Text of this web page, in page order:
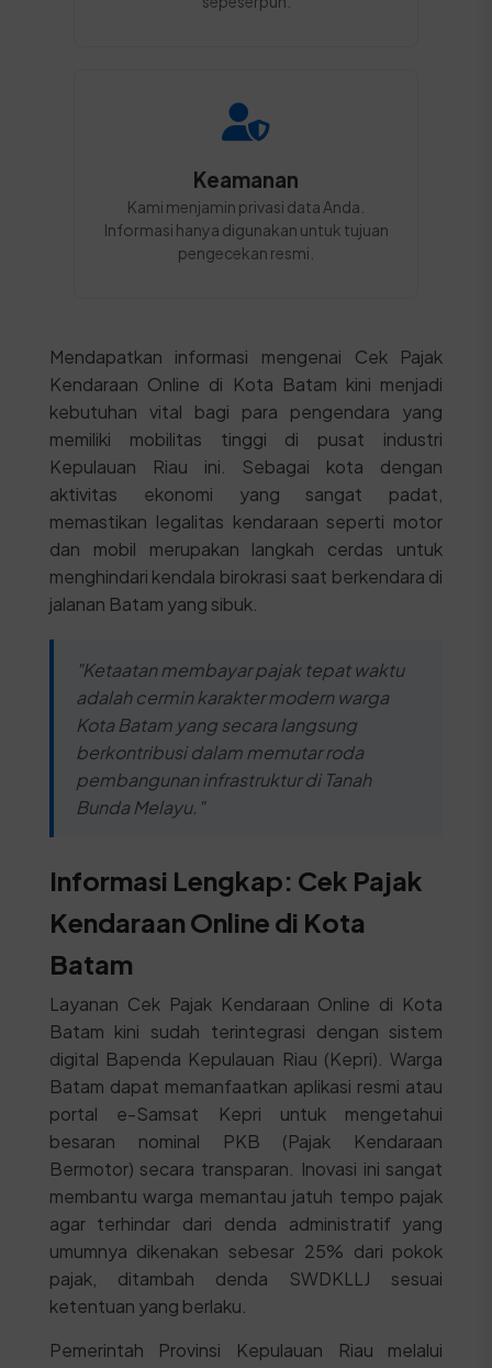
Keamanan
Kami menjamin privasi data Anda.
Informasi hanya digunakan untuk tujuan
pengecekan resmi.
Mendapatkan informasi mengenai Cek Pajak
Kendaraan Online di Kota Batam kini menjadi
kebutuhan vital bagi para pengendara yang
memiliki mobilitas tinggi di pusat industri
Kepulauan Riau ini. Sebagai kota dengan
aktivitas ekonomi yang sangat padat,
memastikan legalitas kendaraan seperti motor
dan mobil merupakan langkah cerdas untuk
menghindari kendala birokrasi saat berkendara di
jalanan Batam yang sibuk.
"Ketaatan membayar pajak tepat waktu
adalah cermin karakter modern warga
Kota Batam yang secara langsung
berkontribusi dalam memutar roda
pembangunan infrastruktur di Tanah
Bunda Melayu."
Informasi Lengkap: Cek Pajak
Kendaraan Online di Kota
Batam
Layanan Cek Pajak Kendaraan Online di Kota
Batam kini sudah terintegrasi dengan sistem
digital Bapenda Kepulauan Riau (Kepri). Warga
Batam dapat memanfaatkan aplikasi resmi atau
portal e-Samsat Kepri untuk mengetahui
besaran nominal PKB (Pajak Kendaraan
Bermotor) secara transparan. Inovasi ini sangat
membantu warga memantau jatuh tempo pajak
agar terhindar dari denda administratif yang
umumnya dikenakan sebesar 25% dari pokok
pajak, ditambah denda SWDKLLJ sesuai
ketentuan yang berlaku.
Pemerintah Provinsi Kepulauan Riau melalui